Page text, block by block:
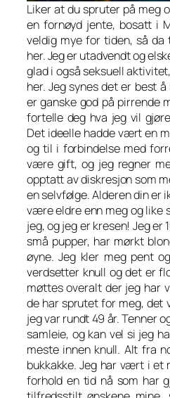
Liker at du spruter på meg
en fornøyd jente, bosatt i
veldig mye for tiden, så
her. Jeg er utadvendt og
glad i også seksuell
her. Jeg synes det er best
er ganske god på pirrende
fortelle deg hva jeg vil
Det ideelle hadde vært en
og til i forbindelse med
være gift, og jeg regner
opptatt av diskresjon som
en selvfølge. Alderen din er
være eldre enn meg og like
jeg, og jeg er kresen! Jeg er
små pupper, har mørkt
øyne. Jeg kler meg pent
verdsetter knull og det er
møttes overalt der jeg har
de har sprutet for meg, det
jeg var rundt 49 år. Tenner
samleie, og kan vel si jeg
meste innen knull. Alt fra
bukkakke. Jeg har vært i et
forhold en tid nå som har